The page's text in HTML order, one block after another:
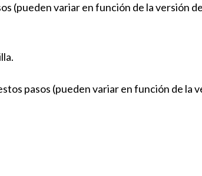
(pueden variar en función de la versión
pasos (pueden variar en función de la